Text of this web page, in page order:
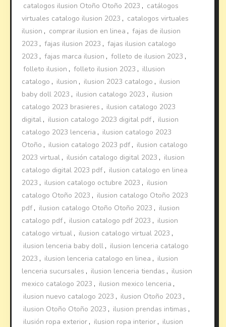
catalogos ilusion Otoño Otoño 2023 , catálogos
virtuales catalogo ilusion 2023 , catalogos virtuales
ilusion , comprar ilusion en linea , fajas de ilusion
2023 , fajas ilusion 2023 , fajas ilusion catalogo
2023 , fajas marca ilusion , folleto de ilusion 2023 ,
folleto ilusion , folleto ilusion 2023 , illusion
catalogo , ilusion , ilusion 2023 catalogo , ilusion
baby doll 2023 , ilusion catalogo 2023 , ilusion
catalogo 2023 brasieres , ilusion catalogo 2023
digital , ilusion catalogo 2023 digital pdf , ilusion
catalogo 2023 lenceria , ilusion catalogo 2023
Otoño , ilusion catalogo 2023 pdf , ilusion catalogo
2023 virtual , ilusión catalogo digital 2023 , ilusion
catalogo digital 2023 pdf , ilusion catalogo en linea
2023 , ilusion catalogo octubre 2023 , ilusion
catalogo Otoño 2023 , ilusion catalogo Otoño 2023
pdf , ilusion catalogo Otoño Otoño 2023 , ilusion
catalogo pdf , ilusion catalogo pdf 2023 , ilusion
catalogo virtual , ilusion catalogo virtual 2023 ,
ilusion lenceria baby doll , ilusion lenceria catalogo
2023 , ilusion lenceria catalogo en linea , ilusion
lenceria sucursales , ilusion lenceria tiendas , ilusion
mexico catalogo 2023 , ilusion mexico lenceria ,
ilusion nuevo catalogo 2023 , ilusion Otoño 2023 ,
ilusion Otoño Otoño 2023 , ilusion prendas intimas ,
ilusión ropa exterior , ilusion ropa interior , ilusion